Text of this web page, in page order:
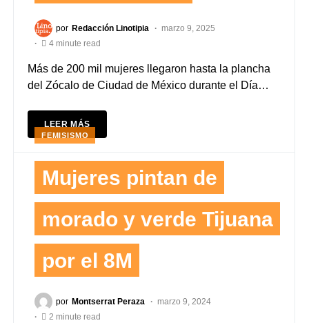
por Redacción Linotipia
marzo 9, 2025
4 minute read
Más de 200 mil mujeres llegaron hasta la plancha
del Zócalo de Ciudad de México durante el Día…
LEER MÁS
FEMISISMO
Mujeres pintan de
morado y verde Tijuana
por el 8M
por Montserrat Peraza
marzo 9, 2024
2 minute read